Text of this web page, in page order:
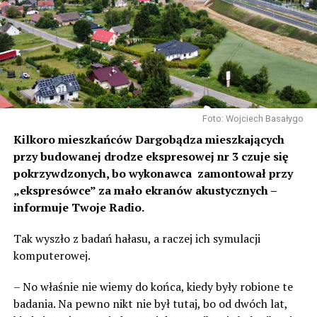
Foto: Wojciech Basałygo
Kilkoro mieszkańców Dargobądza mieszkających
przy budowanej drodze ekspresowej nr 3 czuje się
pokrzywdzonych, bo wykonawca zamontował przy
„ekspresówce” za mało ekranów akustycznych –
informuje Twoje Radio.
Tak wyszło z badań hałasu, a raczej ich symulacji
komputerowej.
– No właśnie nie wiemy do końca, kiedy były robione te
badania. Na pewno nikt nie był tutaj, bo od dwóch lat,